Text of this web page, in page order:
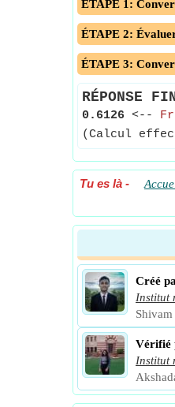
ÉTAPE 1:
ÉTAPE 2:
ÉTAPE 3:
RÉPONSE
0.6126 <--
(Calcul
Tu es là -
Créé
Institut
Vérifié
Institut